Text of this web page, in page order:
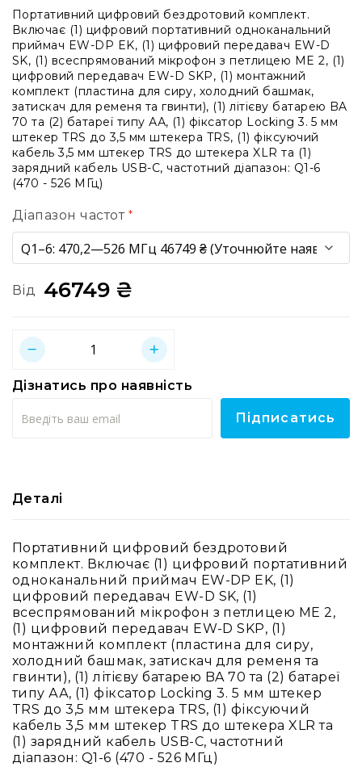
Стаціонарні
системи
Моніторінг
(IEM)
Приймачі
Передавачі
Мікрофонні
голови
та
комплектуючі
Антени
та
Антени
розподіл
тайм-
кодів
Приймачі
та
передавачі
Дисплеї
Аксесуари
та
комплектуючі
Мікрофони
Студійні
Вокальні
Портативний цифровий бездротовий комплект.
Включає (1) цифровий портативний одноканальний
приймач EW-DP EK, (1) цифровий передавач EW-D
SK, (1) всеспрямований мікрофон з петлицею ME 2, (1)
цифровий передавач EW-D SKP, (1) монтажний
комплект (пластина для сиру, холодний башмак,
затискач для ременя та гвинти), (1) літієву батарею BA
70 та (2) батареї типу АА, (1) фіксатор Locking 3. 5 мм
штекер TRS до 3,5 мм штекера TRS, (1) фіксуючий
кабель 3,5 мм штекер TRS до штекера XLR та (1)
зарядний кабель USB-C, частотний діапазон: Q1-6
(470 - 526 МГц)
Діапазон частот
Від 46749 ₴
Дізнатись про наявність
Підписатись
Деталі
Портативний цифровий бездротовий
комплект. Включає (1) цифровий портативний
одноканальний приймач EW-DP EK, (1)
цифровий передавач EW-D SK, (1)
всеспрямований мікрофон з петлицею ME 2,
(1) цифровий передавач EW-D SKP, (1)
монтажний комплект (пластина для сиру,
холодний башмак, затискач для ременя та
гвинти), (1) літієву батарею BA 70 та (2) батареї
типу АА, (1) фіксатор Locking 3. 5 мм штекер
TRS до 3,5 мм штекера TRS, (1) фіксуючий
кабель 3,5 мм штекер TRS до штекера XLR та
(1) зарядний кабель USB-C, частотний
діапазон: Q1-6 (470 - 526 МГц)